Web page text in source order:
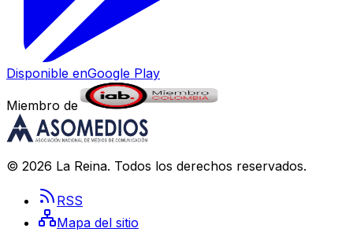
Disponible enGoogle Play
Miembro de
© 2026 La Reina. Todos los derechos reservados.
RSS
Mapa del sitio